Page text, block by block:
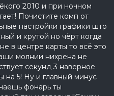
2010 и при ночном
Почистите комп от
настройки графики што
и крутой но чёрт когда
в центре карты то всё это
молнии нихрена не
секунд 3 наверное
на 5! Ну и главный минус
фонарь ты